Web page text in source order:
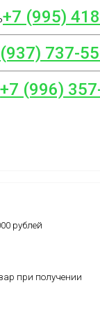
+7 (995)
737-
+7 (996)
рублей
при получении